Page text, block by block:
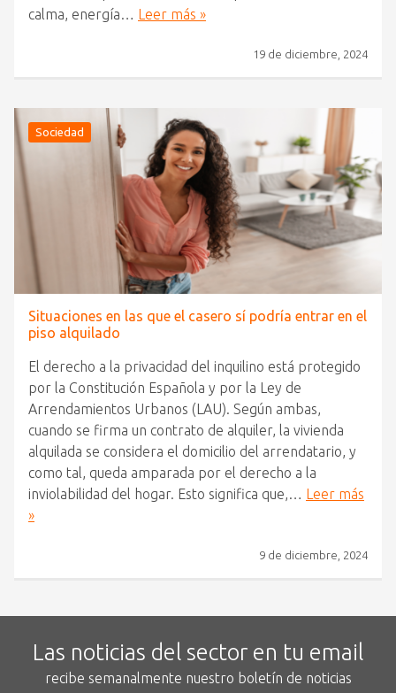
calma, energía… Leer más »
19 de diciembre, 2024
Sociedad
Situaciones en las que el casero sí podría entrar en el
piso alquilado
El derecho a la privacidad del inquilino está protegido
por la Constitución Española y por la Ley de
Arrendamientos Urbanos (LAU). Según ambas,
cuando se firma un contrato de alquiler, la vivienda
alquilada se considera el domicilio del arrendatario, y
como tal, queda amparada por el derecho a la
inviolabilidad del hogar. Esto significa que,… Leer más
»
9 de diciembre, 2024
Las noticias del sector en tu email
recibe semanalmente nuestro boletín de noticias